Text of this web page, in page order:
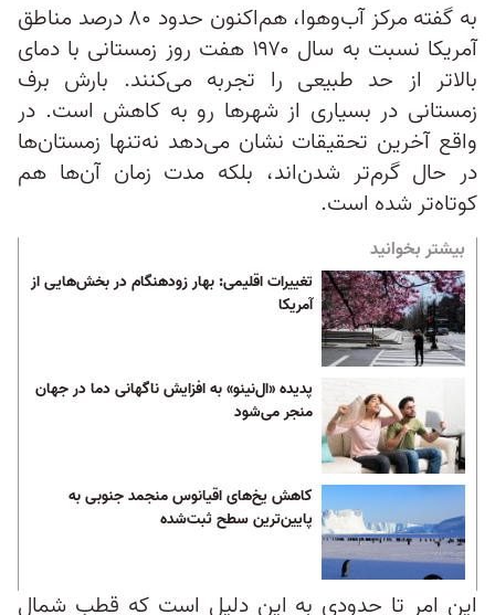
به گفته مرکز آب‌و‌هوا، هم‌اکنون حدود ۸۰ درصد مناطق
آمریکا نسبت به سال ۱۹۷۰ هفت روز زمستانی با دمای
بالاتر از حد طبیعی را تجربه می‌کنند. بارش برف
زمستانی در بسیاری از شهرها رو به کاهش است. در
واقع آخرین تحقیقات نشان می‌دهد نه‌تنها زمستان‌ها
در حال گرم‌تر شدن‌اند، بلکه مدت زمان آن‌ها هم
کوتاه‌تر شده است.
بیشتر بخوانید
تغییرات اقلیمی: بهار زودهنگام در بخش‌هایی از
آمریکا
پدیده «ال‌نینو» به افزایش ناگهانی دما در جهان
منجر می‌شود
کاهش یخ‌های اقیانوس منجمد جنوبی به
پایین‌ترین سطح ثبت‌شده
این امر تا حدودی به این دلیل است که قطب شمال